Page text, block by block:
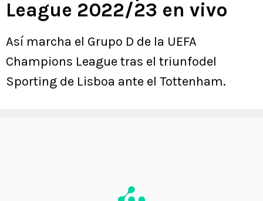
League 2022/23 en vivo
Así marcha el Grupo D de la UEFA
Champions League tras el triunfodel
Sporting de Lisboa ante el Tottenham.